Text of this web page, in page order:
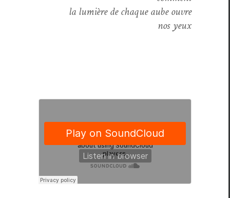
la lumière de chaque aube ouvre
nos yeux